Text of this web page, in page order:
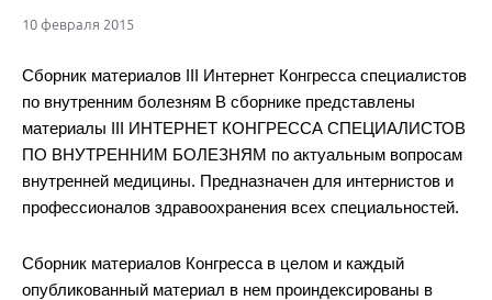
Дискуссия, ответы на вопросы
10 февраля 2015
Сборник материалов III Интернет Конгресса специалистов
по внутренним болезням В сборнике представлены
материалы III ИНТЕРНЕТ КОНГРЕССА СПЕЦИАЛИСТОВ
ПО ВНУТРЕННИМ БОЛЕЗНЯМ по актуальным вопросам
внутренней медицины. Предназначен для интернистов и
профессионалов здравоохранения всех специальностей.
Сборник материалов Конгресса в целом и каждый
опубликованный материал в нем проиндексированы в